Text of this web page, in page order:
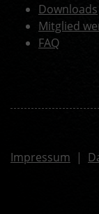
Downloads
Mitglied
FAQ
Impressum |